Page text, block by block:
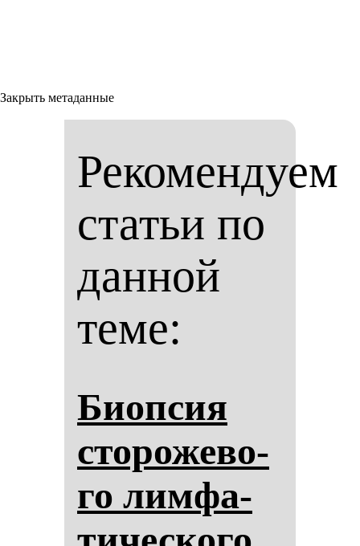
Закрыть метаданные
Рекомендуем
статьи по
данной
теме:
Биоп­сия
сто­ро­же­во­
го лим­фа­